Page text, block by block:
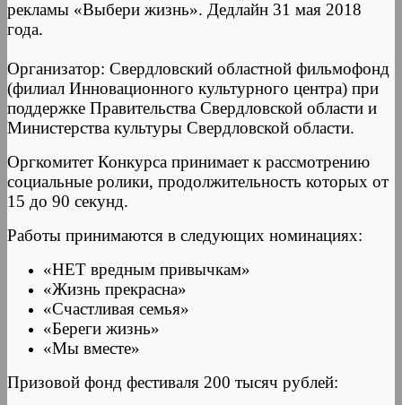
рекламы «Выбери жизнь». Дедлайн 31 мая 2018
года.
Организатор: Свердловский областной фильмофонд
(филиал Инновационного культурного центра) при
поддержке Правительства Свердловской области и
Министерства культуры Свердловской области.
Оргкомитет Конкурса принимает к рассмотрению
социальные ролики, продолжительность которых от
15 до 90 секунд.
Работы принимаются в следующих номинациях:
«НЕТ вредным привычкам»
«Жизнь прекрасна»
«Счастливая семья»
«Береги жизнь»
«Мы вместе»
Призовой фонд фестиваля 200 тысяч рублей: